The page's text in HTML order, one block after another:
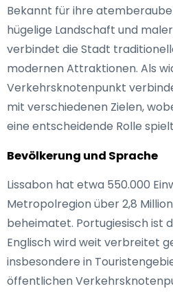
Bekannt für ihre
hügelige Landschaft und
verbindet die Stadt
modernen Attraktionen. Als
Verkehrsknotenpunkt
mit verschiedenen Zielen,
eine entscheidende Rolle
Bevölkerung und Sprache
Lissabon hat etwa 550.000
Metropolregion über 2,8
beheimatet. Portugiesisch ist
Englisch wird weit verbreitet
insbesondere in
öffentlichen